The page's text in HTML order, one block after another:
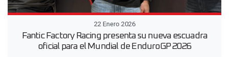
22 Enero 2026
Fantic Factory Racing presenta su nueva escuadra
oficial para el Mundial de EnduroGP 2026